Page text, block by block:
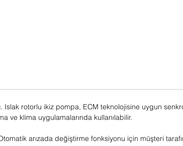
Islak rotorlu ikiz pompa, ECM teknolojisine uygun
ve klima uygulamalarında kullanılabilir.
arızada değiştirme fonksiyonu için müşteri